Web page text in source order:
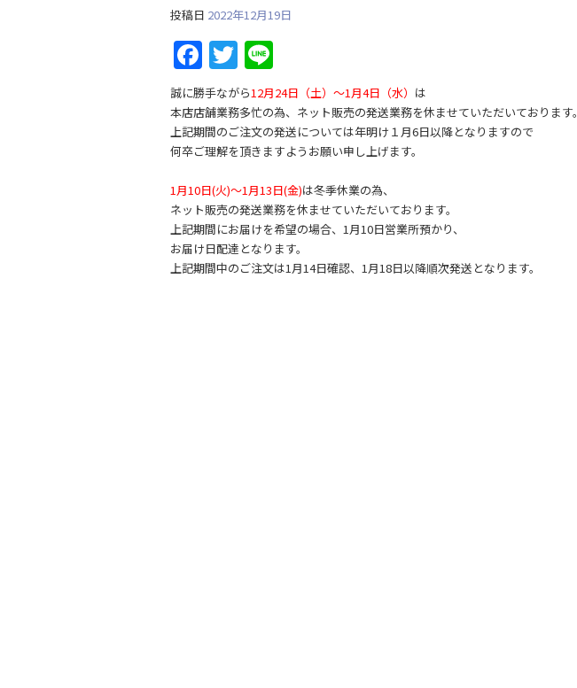
投稿日 2022年12月19日
F
a
c
e
b
o
o
k
T
w
itt
er
n
e
誠に勝手ながら12月24日（土）～1月4日（水） は
本店店舗業務多忙の為、ネット販売の発送業務を休ませていただいております。
上記期間のご注文の発送については年明け１月6日以降となりますので
何卒ご理解を頂きますようお願い申し上げます。
1月10日(火)～1月13日(金)は冬季休業の為、
ネット販売の発送業務を休ませていただいております。
上記期間にお届けを希望の場合、1月10日営業所預かり、
お届け日配達となります。
上記期間中のご注文は1月14日確認、1月18日以降順次発送となります。